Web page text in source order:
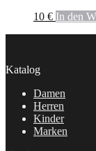
10 € In den
Katalog
Damen
Herren
Kinder
Marken